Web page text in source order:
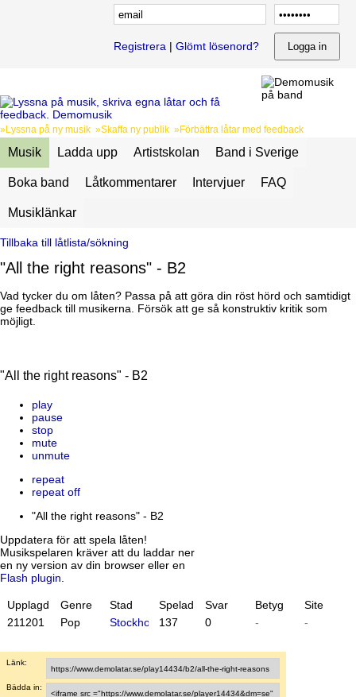
Registrera | Glömt lösenord?
»Lyssna på ny musik »Skaffa ny publik »Förbättra låtar med feedback
Musik Ladda upp Artistskolan Band i Sverige
Boka band Låtkommentarer Intervjuer FAQ
Musiklänkar
Tillbaka till låtlista/sökning
"All the right reasons" - B2
Vad tycker du om låten? Passa på att göra din röst hörd och samtidigt
ge feedback till musikerna. Försök att ge så konstruktiv kritik som
möjligt.
"All the right reasons" - B2
play
pause
stop
mute
unmute
repeat
repeat off
"All the right reasons" - B2
Uppdatera för att spela låten!
Musikspelaren kräver att du laddar ner
en ny version av din browser eller en
Flash plugin.
Upplagd Genre Stad Spelad Svar Betyg
Site
211201 Pop Stockholm137 0 - -
Länk:
Bädda in: